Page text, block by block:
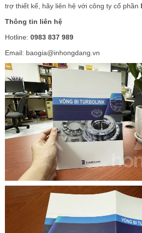
trợ thiết kế, hãy liên hệ với công ty cổ phần
Thông tin liên hệ
Hotline: 0983 837 989
Email: baogia@inhongdang.vn